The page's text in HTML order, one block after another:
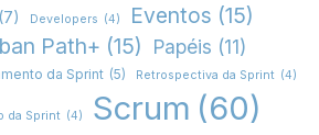
(7) Developers (4) Eventos (15)
Path+ (15) Papéis (11)
da Sprint (5) Retrospectiva da Sprint (4)
da Sprint (4) Scrum (60)